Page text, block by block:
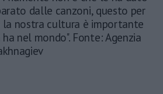
dalle canzoni, questo per
la nostra cultura è importante
nel mondo". Fonte: Agenzia